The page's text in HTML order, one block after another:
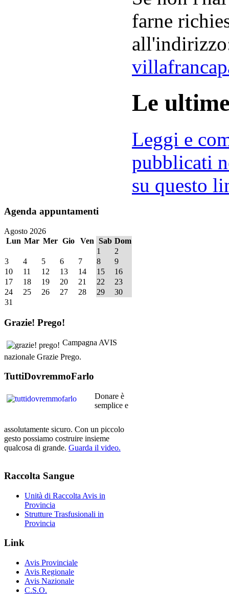
farne
Le
Leggi e
pubblicati
su questo
Agenda appuntamenti
Agosto 2026
Lun Mar Mer Gio Ven Sab Dom
1
2
3
4 5 6 7 8
9
10
11 12 13 14 15
16
17
18 19 20 21 22
23
24
25 26 27 28 29
30
31
Grazie! Prego!
Campagna AVIS
nazionale Grazie Prego.
TuttiDovremmoFarlo
Donare è
semplice e
assolutamente sicuro. Con un piccolo
gesto possiamo costruire insieme
qualcosa di grande. Guarda il video.
Raccolta Sangue
Unità di Raccolta Avis in
Provincia
Strutture Trasfusionali in
Provincia
Link
Avis Provinciale
Avis Regionale
Avis Nazionale
C.S.O.